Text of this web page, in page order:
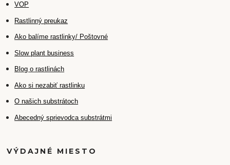
VOP
Rastlinný preukaz
Ako balíme rastlinky/ Poštovné
Slow plant business
Blog o rastlinách
Ako si nezabiť rastlinku
O našich substrátoch
Abecedný sprievodca substrátmi
VÝDAJNÉ MIESTO